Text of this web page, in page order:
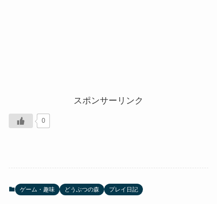
スポンサーリンク
0
ゲーム・趣味 どうぶつの森 プレイ日記